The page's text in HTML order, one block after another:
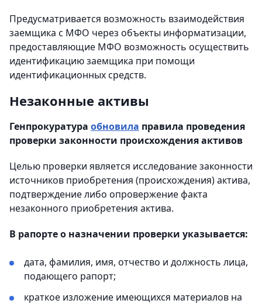
Предусматривается возможность взаимодействия
заемщика с МФО через объекты информатизации,
предоставляющие МФО возможность осуществить
идентификацию заемщика при помощи
идентификационных средств.
Незаконные активы
Генпрокуратура обновила правила проведения
проверки законности происхождения активов
Целью проверки является исследование законности
источников приобретения (происхождения) актива,
подтверждение либо опровержение факта
незаконного приобретения актива.
В рапорте о назначении проверки указывается:
дата, фамилия, имя, отчество и должность лица,
подающего рапорт;
краткое изложение имеющихся материалов на